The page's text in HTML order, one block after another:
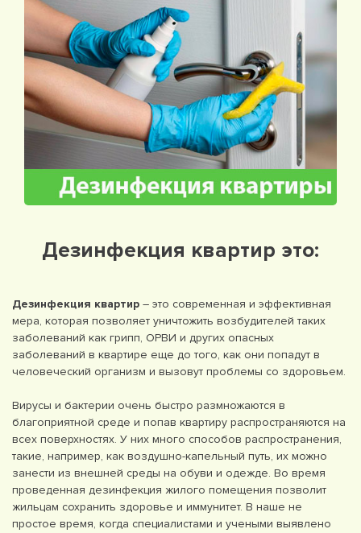
Дезинфекция квартир это:
Дезинфекция квартир – это современная и эффективная
мера, которая позволяет уничтожить возбудителей таких
заболеваний как грипп, ОРВИ и других опасных
заболеваний в квартире еще до того, как они попадут в
человеческий организм и вызовут проблемы со здоровьем.
Вирусы и бактерии очень быстро размножаются в
благоприятной среде и попав квартиру распространяются на
всех поверхностях. У них много способов распространения,
такие, например, как воздушно-капельный путь, их можно
занести из внешней среды на обуви и одежде. Во время
проведенная дезинфекция жилого помещения позволит
жильцам сохранить здоровье и иммунитет. В наше не
простое время, когда специалистами и учеными выявлено